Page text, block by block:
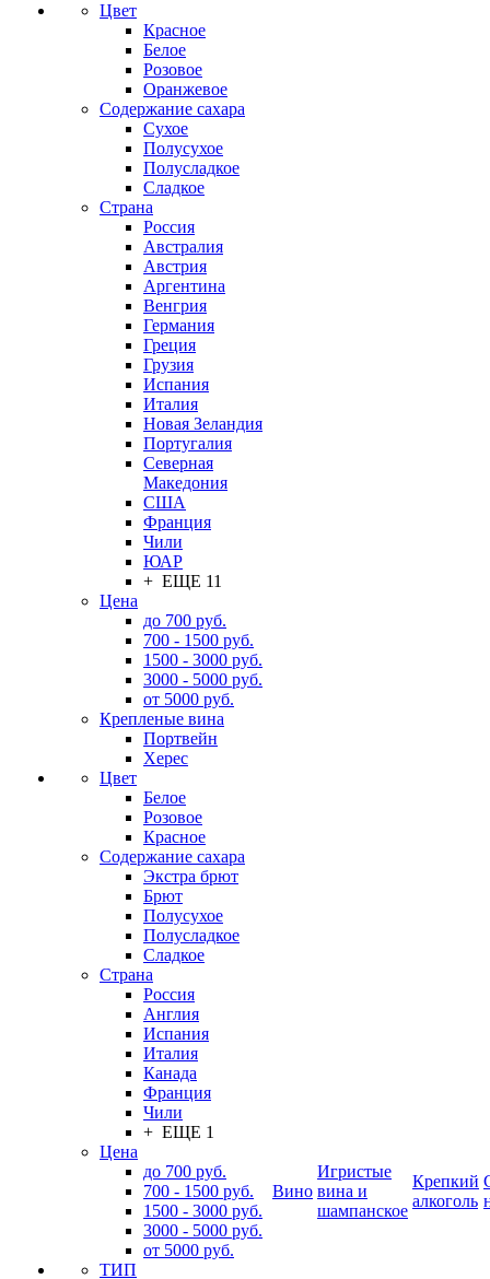
Цвет
Красное
Белое
Розовое
Оранжевое
Содержание сахара
Сухое
Полусухое
Полусладкое
Сладкое
Страна
Россия
Австралия
Австрия
Аргентина
Венгрия
Германия
Греция
Грузия
Испания
Италия
Новая Зеландия
Португалия
Северная
Македония
США
Франция
Чили
ЮАР
+ ЕЩЕ 11
Цена
до 700 руб.
700 - 1500 руб.
1500 - 3000 руб.
3000 - 5000 руб.
от 5000 руб.
Крепленые вина
Портвейн
Херес
Цвет
Белое
Розовое
Красное
Содержание сахара
Экстра брют
Брют
Полусухое
Полусладкое
Сладкое
Страна
Россия
Англия
Испания
Италия
Канада
Франция
Чили
+ ЕЩЕ 1
Цена
до 700 руб.
700 - 1500 руб.
1500 - 3000 руб.
3000 - 5000 руб.
от 5000 руб.
ТИП
Вино
Игристые
вина и
шампанское
Крепкий
алкоголь